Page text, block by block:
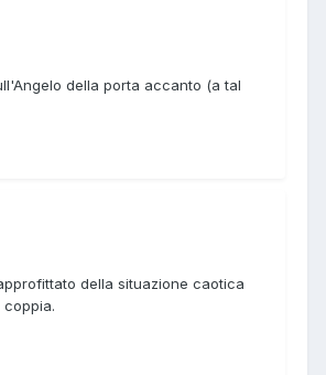
della porta accanto (a tal
della situazione caotica